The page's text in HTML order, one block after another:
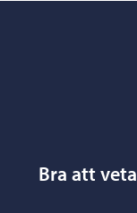
Bra att veta